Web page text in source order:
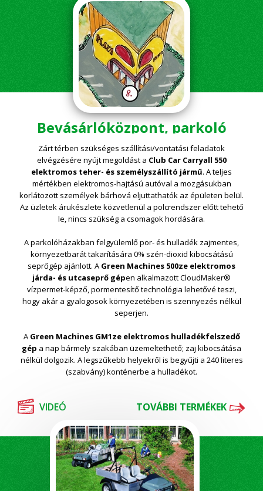
Bevásárlóközpont, parkoló
Zárt térben szükséges szállítási/vontatási feladatok
elvégzésére nyújt megoldást a Club Car Carryall 550
elektromos teher- és személyszállító jármű. A teljes
mértékben elektromos-hajtású autóval a mozgásukban
korlátozott személyek bárhová eljuttathatók az épületen belül.
Az üzletek árukészlete közvetlenül a polcrendszer előtt tehető
le, nincs szükség a csomagok hordására.
A parkolóházakban felgyülemlő por- és hulladék zajmentes,
környezetbarát takarítására 0% szén-dioxid kibocsátású
seprőgép ajánlott. A Green Machines 500ze elektromos
járda- és utcaseprő gépen alkalmazott CloudMaker®
vízpermet-képző, pormentesítő technológia lehetővé teszi,
hogy akár a gyalogosok környezetében is szennyezés nélkül
seperjen.
A Green Machines GM1ze elektromos hulladékfelszedő
gép a nap bármely szakában üzemeltethető; zaj kibocsátása
nélkül dolgozik. A legszűkebb helyekről is begyűjti a 240 literes
(szabvány) konténerbe a hulladékot.
VIDEÓ TOVÁBBI TERMÉKEK